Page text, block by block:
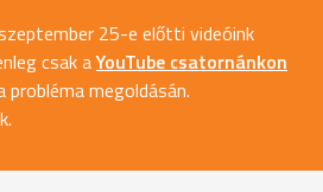
25-e előtti videóink
csak aYouTube csatornánkon
probléma megoldásán.